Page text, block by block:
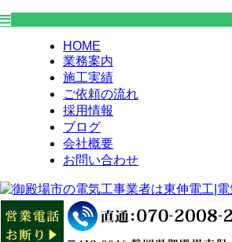
HOME
業務案内
施工実績
ご依頼の流れ
採用情報
ブログ
会社概要
お問い合わせ